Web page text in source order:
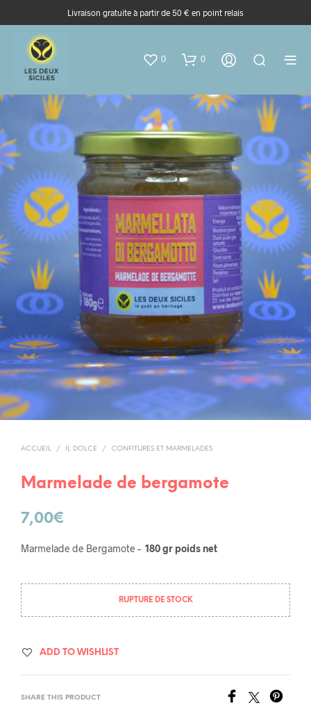
Livraison gratuite à partir de 50 € en point relais
0 0
ACCUEIL / IL DOLCE / CONFITURES ET MARMELADES
Marmelade de bergamote
7,00€
Marmelade de Bergamote – 180 gr poids net
RUPTURE DE STOCK
ADD TO WISHLIST
SHARE THIS PRODUCT